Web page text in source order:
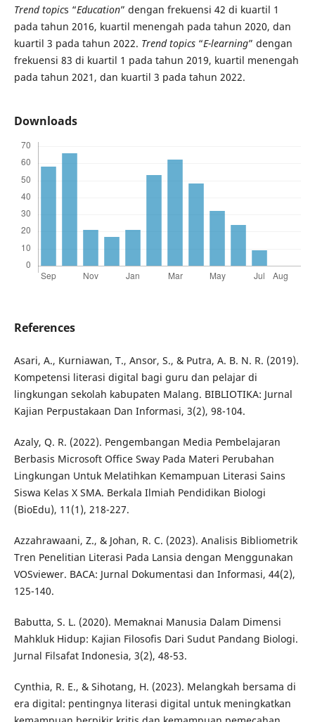
Trend topics “Education” dengan frekuensi 42 di kuartil 1
pada tahun 2016, kuartil menengah pada tahun 2020, dan
kuartil 3 pada tahun 2022. Trend topics“E-learning” dengan
frekuensi 83 di kuartil 1 pada tahun 2019, kuartil menengah
pada tahun 2021, dan kuartil 3 pada tahun 2022.
Downloads
References
Asari, A., Kurniawan, T., Ansor, S., & Putra, A. B. N. R. (2019).
Kompetensi literasi digital bagi guru dan pelajar di
lingkungan sekolah kabupaten Malang. BIBLIOTIKA: Jurnal
Kajian Perpustakaan Dan Informasi, 3(2), 98-104.
Azaly, Q. R. (2022). Pengembangan Media Pembelajaran
Berbasis Microsoft Office Sway Pada Materi Perubahan
Lingkungan Untuk Melatihkan Kemampuan Literasi Sains
Siswa Kelas X SMA. Berkala Ilmiah Pendidikan Biologi
(BioEdu), 11(1), 218-227.
Azzahrawaani, Z., & Johan, R. C. (2023). Analisis Bibliometrik
Tren Penelitian Literasi Pada Lansia dengan Menggunakan
VOSviewer. BACA: Jurnal Dokumentasi dan Informasi, 44(2),
125-140.
Babutta, S. L. (2020). Memaknai Manusia Dalam Dimensi
Mahkluk Hidup: Kajian Filosofis Dari Sudut Pandang Biologi.
Jurnal Filsafat Indonesia, 3(2), 48-53.
Cynthia, R. E., & Sihotang, H. (2023). Melangkah bersama di
era digital: pentingnya literasi digital untuk meningkatkan